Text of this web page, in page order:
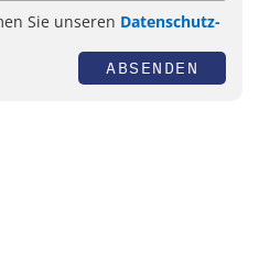
Sie unseren Datenschutz-
ABSENDEN